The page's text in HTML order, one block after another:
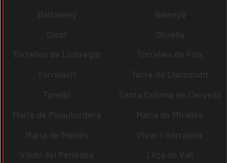
Balsareny
Balenyà
Olost
Olivella
Torrelles de Llobregat
Torrelles de Foix
Torrelavit
Torre de Claramunt
Torelló
Santa Coloma de Cervelló
Maria de Palautordera
Maria de Miralles
Maria de Merlès
Viver i Serrateix
Vilobí del Penedès
Lliçà de Vall